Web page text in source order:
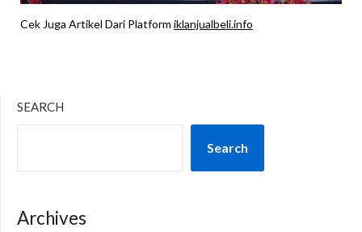
Cek Juga Artikel Dari Platform iklanjualbeli.info
SEARCH
Search
Archives